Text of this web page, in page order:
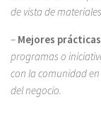
de vista de
– Mejores
programas o
con la comunidad
del negocio.